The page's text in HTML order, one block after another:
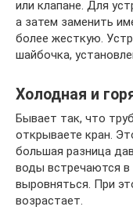
или клапане. Для
а затем заменить
более жесткую.
шайбочка,
Холодная и
Бывает так, что
открываете кран.
большая разница
воды встречаются в
выровняться. При
возрастает.